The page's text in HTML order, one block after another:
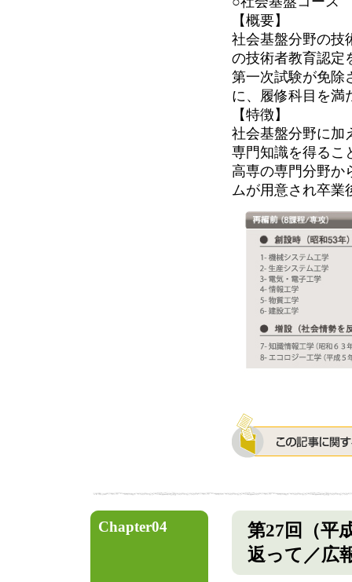
【概要】
社会基盤分野の技
の技術者教育認定
第一次試験が免除
に、履修科目を満
【特徴】
社会基盤分野に加
専門知識を得るこ
高専の専門分野か
ムが用意され卒業
Chapter04
第27回（平
返って／広